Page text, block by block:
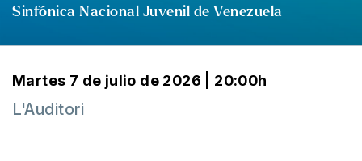
Sinfónica Nacional Juvenil de Venezuela
Martes 7 de julio de 2026 | 20:00h
L'Auditori